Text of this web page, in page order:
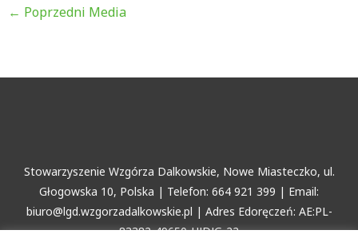
← Poprzedni Media
Stowarzyszenie Wzgórza Dalkowskie, Nowe Miasteczko, ul.
Głogowska 10, Polska | Telefon: 664 921 399 | Email:
biuro@lgd.wzgorzadalkowskie.pl | Adres Edoręczeń: AE:PL-
83382-49650-HJDJG-22